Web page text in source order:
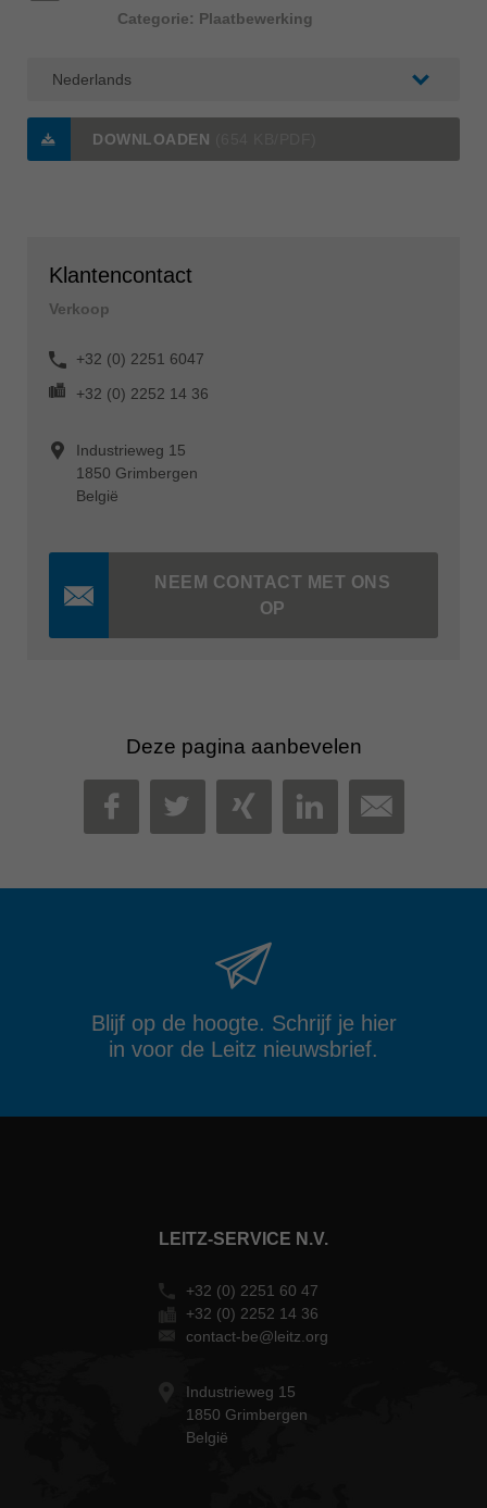
Categorie: Plaatbewerking
DOWNLOADEN
Klantencontact
Verkoop
+32 (0) 2251 6047
+32 (0) 2252 14 36
Industrieweg 15
1850 Grimbergen
België
NEEM CONTACT MET ONS
OP
Deze pagina aanbevelen
FACEBOOK
TWITTER
XINGLINKEDIN
MAIL
Blijf op de hoogte. Schrijf je hier
in voor de Leitz nieuwsbrief.
LEITZ-SERVICE N.V.
+32 (0) 2251 60 47
+32 (0) 2252 14 36
contact-be@leitz.org
Industrieweg 15
1850 Grimbergen
België